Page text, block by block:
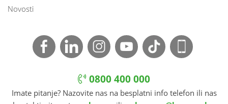
Novosti
0800 400 000
Imate pitanje? Nazovite nas na besplatni info telefon ili nas